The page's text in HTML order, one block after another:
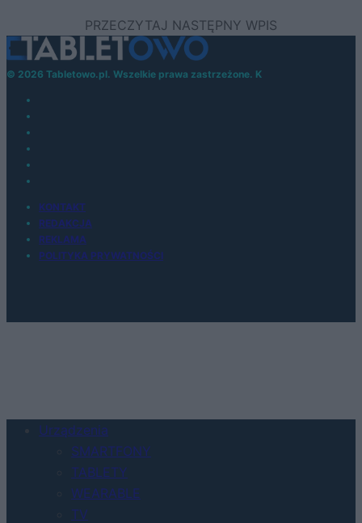
© 2026 Tabletowo.pl. Wszelkie prawa zastrzeżone. K
KONTAKT
REDAKCJA
REKLAMA
POLITYKA PRYWATNOŚCI
Urządzenia
SMARTFONY
TABLETY
WEARABLE
TV